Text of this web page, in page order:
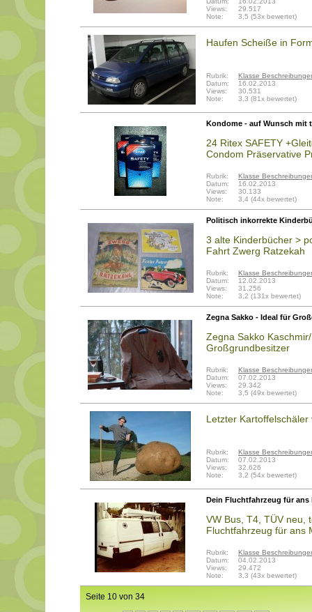
Views:
29.517
Note:
3,5 (53x bewertet)
Haufen Scheiße in
Rubrik:
Klasse
Datum:
16.02.2013
Views:
30.531
Note:
3,3 (81x bewertet)
Kondome - auf Wunsch mit
24 Ritex SAFETY
Condom Präservative
Rubrik:
Klasse
Datum:
16.02.2013
Views:
30.133
Note:
3,4 (44x bewertet)
Politisch inkorrekte
3 alte Kinderbücher >
Fahrt Zwerg Ratzekah
Rubrik:
Klasse
Datum:
12.02.2013
Views:
31.256
Note:
3,2 (131x bewertet)
Zegna Sakko - Ideal für
Zegna Sakko
Großgrundbesitzer
Rubrik:
Klasse
Datum:
07.02.2013
Views:
29.342
Note:
3,5 (49x bewertet)
Letzter
Rubrik:
Klasse
Datum:
07.02.2013
Views:
32.626
Note:
3,2 (54x bewertet)
Dein Fluchtfahrzeug für ans
VW Bus, T4, TÜV neu,
Fluchtfahrzeug für ans
Rubrik:
Klasse
Datum:
04.02.2013
Views:
29.472
Note:
3,3 (43x bewertet)
Seite 10 von 34